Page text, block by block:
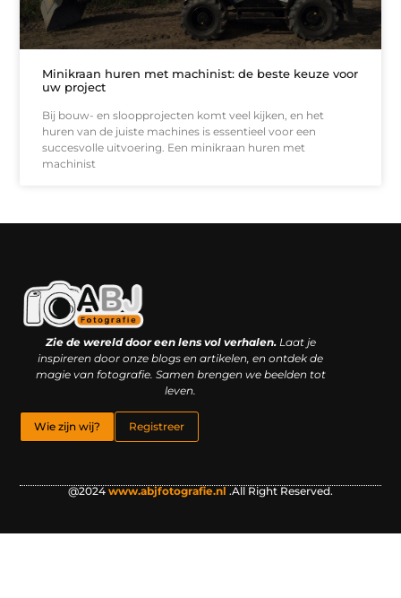
Minikraan huren met machinist: de beste keuze voor
uw project
Bij bouw- en sloopprojecten komt veel kijken, en het
huren van de juiste machines is essentieel voor een
succesvolle uitvoering. Een minikraan huren met
machinist
Zie de wereld door een lens vol verhalen.Laat je
inspireren door onze blogs en artikelen, en ontdek de
magie van fotografie. Samen brengen we beelden tot
leven.
Wie zijn wij? Registreer
@2024 www.abjfotografie.nl .All Right Reserved.